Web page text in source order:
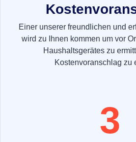
Einer unserer freundlichen und
wird zu Ihnen kommen um vor
Haushaltsgerätes zu
Kostenvoranschlag zu
3